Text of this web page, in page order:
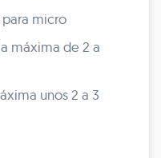
micro
máxima de 2 a
unos 2 a 3